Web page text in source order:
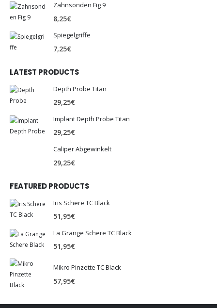
Zahnsonden Fig 9
8,25€
Spiegelgriffe
7,25€
LATEST PRODUCTS
Depth Probe Titan
29,25€
Implant Depth Probe Titan
29,25€
Caliper Abgewinkelt
29,25€
FEATURED PRODUCTS
Iris Schere TC Black
51,95€
La Grange Schere TC Black
51,95€
Mikro Pinzette TC Black
57,95€